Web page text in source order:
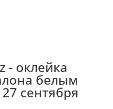
- оклейка
белым
сентября